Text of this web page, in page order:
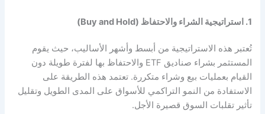
1. استراتيجية الشراء والاحتفاظ (Buy and Hold)
تُعتبر هذه الاستراتيجية من أبسط وأشهر الأساليب، حيث يقوم
المستثمر بشراء صناديق ETF والاحتفاظ بها لفترة طويلة دون
القيام بعمليات بيع وشراء متكررة. تعتمد هذه الطريقة على
الاستفادة من النمو التراكمي للأسواق على المدى الطويل وتقليل
تأثير تقلبات السوق قصيرة الأجل.